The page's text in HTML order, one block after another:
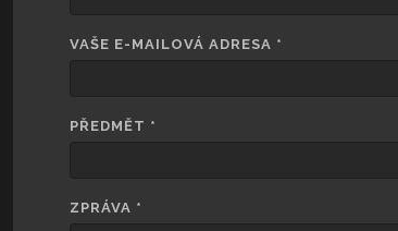
VAŠE E-MAILOVÁ ADRESA *
PŘEDMĚT *
ZPRÁVA *